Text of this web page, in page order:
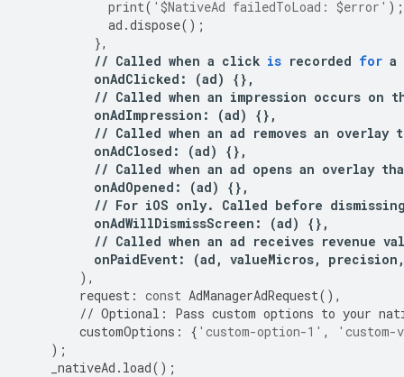
print( '$NativeAd failedToLoad: $error' );
ad .dispose();
},
// Called when a click is recorded for a
onAdClicked : (ad)
{},
// Called when an impression occurs on
onAdImpression : (ad)
{},
// Called when an ad removes an overlay
onAdClosed : (ad)
{},
// Called when an ad opens an overlay
onAdOpened : (ad)
{},
// For iOS only. Called before
onAdWillDismissScreen : (ad)
{},
// Called when an ad receives revenue
onPaidEvent: (ad , valueMicros, precision ,
),
request : const AdManagerAdRequest(),
// Optional : Pass custom options to your
customOptions : { 'custom-option-1' ,
'custom-
);
_nativeAd . load();